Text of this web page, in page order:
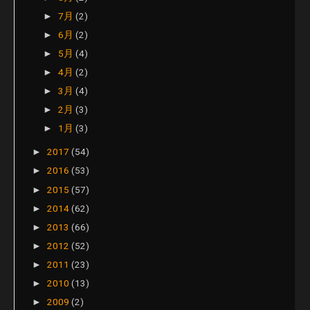
►7月(2)
►6月(2)
► 5月(4)
►4月(2)
►3月(4)
►2月(3)
► 1月(3)
► 2017 (54)
► 2016 (53)
► 2015 (57)
► 2014(62)
► 2013 (66)
► 2012 (52)
► 2011 (23)
► 2010 (13)
► 2009 (2)